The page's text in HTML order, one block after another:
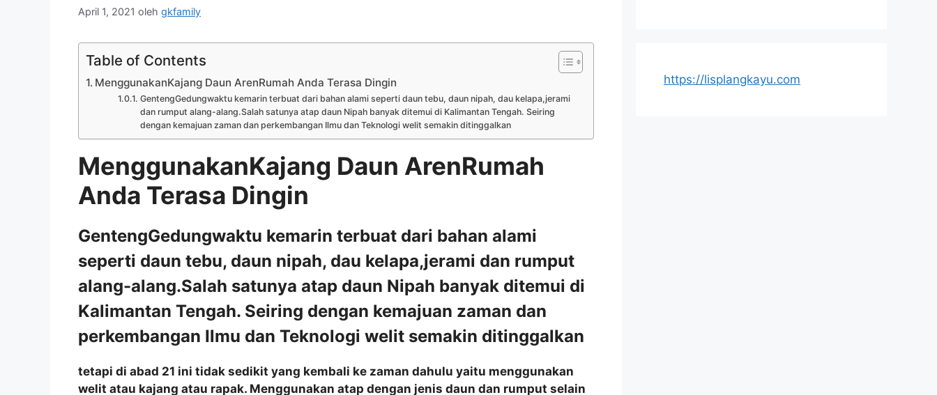
April 1, 2021 oleh gkfamily
Table of Contents
MenggunakanKajang Daun ArenRumah Anda Terasa Dingin
GentengGedungwaktu kemarin terbuat dari bahan alami seperti daun tebu, daun nipah, dau kelapa,jerami
dan rumput alang-alang.Salah satunya atap daun Nipah banyak ditemui di Kalimantan Tengah. Seiring
dengan kemajuan zaman dan perkembangan Ilmu dan Teknologi welit semakin ditinggalkan
MenggunakanKajang Daun ArenRumah
Anda Terasa Dingin
GentengGedungwaktu kemarin terbuat dari bahan alami
seperti daun tebu, daun nipah, dau kelapa,jerami dan rumput
alang-alang.Salah satunya atap daun Nipah banyak ditemui di
Kalimantan Tengah. Seiring dengan kemajuan zaman dan
perkembangan Ilmu dan Teknologi welit semakin ditinggalkan
tetapi di abad 21 ini tidak sedikit yang kembali ke zaman dahulu yaitu menggunakan
welit atau kajang atau rapak. Menggunakan atap dengan jenis daun dan rumput selain
https://lisplangkayu.com